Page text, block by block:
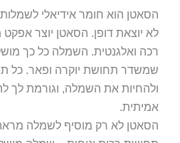
הסאטן הוא חומר אידיאלי
לא יוצאת דופן. הסאטן יוצר אפקט
רכה ואלגנטית. השמלה כל כך
שמשדר תחושת יוקרה ופאר. כל
ולהחיות את השמלה, וגורמת לך
אמיתית.
הסאטן לא רק מוסיף לשמלה